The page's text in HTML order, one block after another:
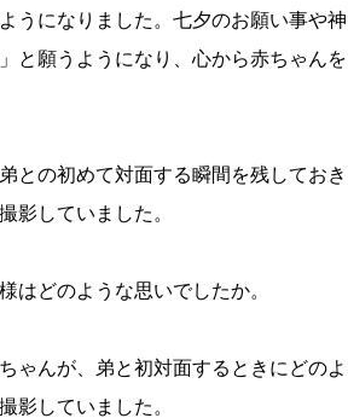
うになりました。七夕のお願い事や神
と願うようになり、心から赤ちゃんを
との初めて対面する瞬間を残しておき
影していました。
どのような思いでしたか。
ゃんが、弟と初対面するときにどのよ
影していました。